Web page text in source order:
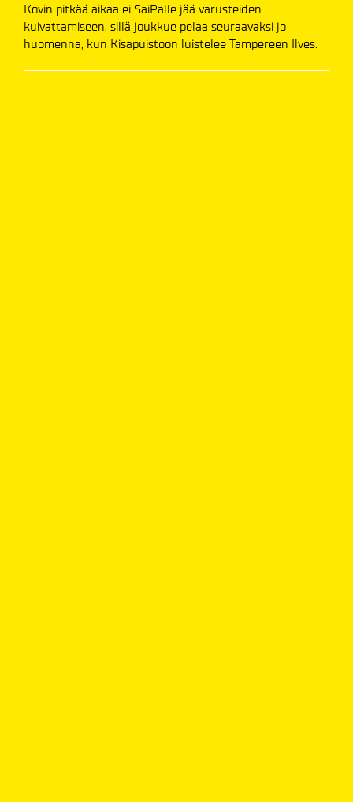
Kovin pitkää aikaa ei SaiPalle jää varusteiden
kuivattamiseen, sillä joukkue pelaa seuraavaksi jo
huomenna, kun Kisapuistoon luistelee Tampereen Ilves.